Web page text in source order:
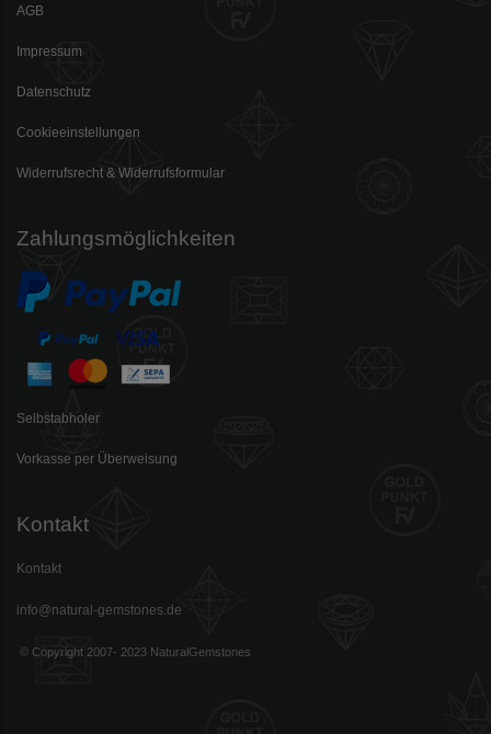
AGB
Impressum
Datenschutz
Cookieeinstellungen
Widerrufsrecht & Widerrufsformular
Zahlungsmöglichkeiten
Selbstabholer
Vorkasse per Überweisung
Kontakt
Kontakt
info@natural-gemstones.de
© Copyright 2007- 2023 NaturalGemstones